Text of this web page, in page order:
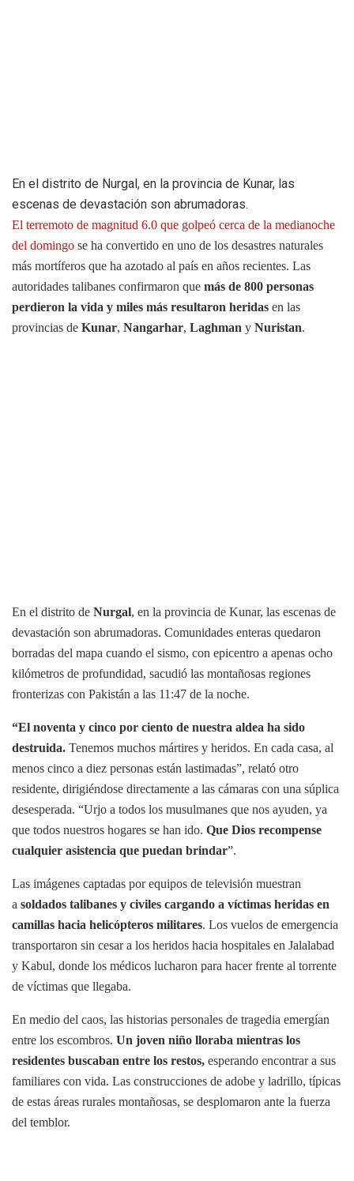
En el distrito de Nurgal, en la provincia de Kunar, las
escenas de devastación son abrumadoras.
El terremoto de magnitud 6.0 que golpeó cerca de la medianoche
del domingo se ha convertido en uno de los desastres naturales
más mortíferos que ha azotado al país en años recientes. Las
autoridades talibanes confirmaron que más de 800 personas
perdieron la vida y miles más resultaron heridas en las
provincias de Kunar, Nangarhar, Laghman y Nuristan.
En el distrito de Nurgal, en la provincia de Kunar, las escenas de
devastación son abrumadoras. Comunidades enteras quedaron
borradas del mapa cuando el sismo, con epicentro a apenas ocho
kilómetros de profundidad, sacudió las montañosas regiones
fronterizas con Pakistán a las 11:47 de la noche.
“El noventa y cinco por ciento de nuestra aldea ha sido
destruida. Tenemos muchos mártires y heridos. En cada casa, al
menos cinco a diez personas están lastimadas”, relató otro
residente, dirigiéndose directamente a las cámaras con una súplica
desesperada. “Urjo a todos los musulmanes que nos ayuden, ya
que todos nuestros hogares se han ido. Que Dios recompense
cualquier asistencia que puedan brindar”.
Las imágenes captadas por equipos de televisión muestran
a soldados talibanes y civiles cargando a víctimas heridas en
camillas hacia helicópteros militares. Los vuelos de emergencia
transportaron sin cesar a los heridos hacia hospitales en Jalalabad
y Kabul, donde los médicos lucharon para hacer frente al torrente
de víctimas que llegaba.
En medio del caos, las historias personales de tragedia emergían
entre los escombros. Un joven niño lloraba mientras los
residentes buscaban entre los restos, esperando encontrar a sus
familiares con vida. Las construcciones de adobe y ladrillo, típicas
de estas áreas rurales montañosas, se desplomaron ante la fuerza
del temblor.